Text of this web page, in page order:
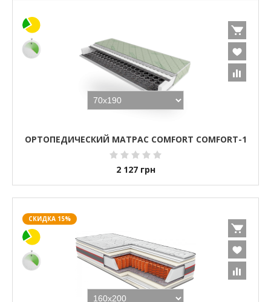
ОРТОПЕДИЧЕСКИЙ МАТРАС COMFORT COMFORT-1
2 127 грн
СКИДКА 15%